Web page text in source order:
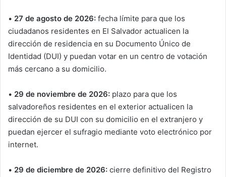
• 27 de agosto de 2026: fecha límite para que los
ciudadanos residentes en El Salvador actualicen la
dirección de residencia en su Documento Único de
Identidad (DUI) y puedan votar en un centro de votación
más cercano a su domicilio.
• 29 de noviembre de 2026: plazo para que los
salvadoreños residentes en el exterior actualicen la
dirección de su DUI con su domicilio en el extranjero y
puedan ejercer el sufragio mediante voto electrónico por
internet.
• 29 de diciembre de 2026: cierre definitivo del Registro